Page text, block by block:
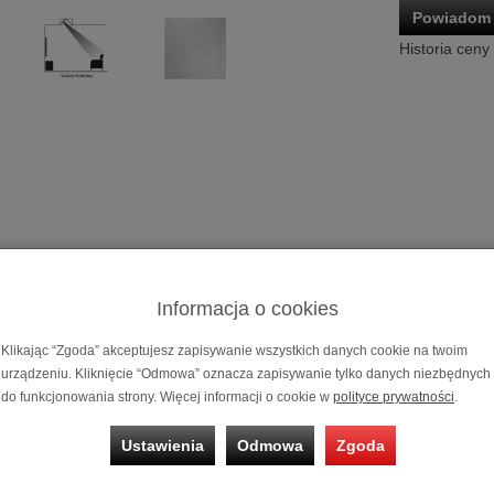
Historia ceny
Głośnik
Możliwość
na 10, 20,
Sonus faber Palladio PC-664P
ściennych i sufitowych bezpośrednio przypomina kolekcję
i projektu. Stanowią one wyjątkowy wybór w panoramie instalacji
Informacja o cookies
Klikając “Zgoda” akceptujesz zapisywanie wszystkich danych cookie na twoim
urządzeniu. Kliknięcie “Odmowa” oznacza zapisywanie tylko danych niezbędnych
do funkcjonowania strony. Więcej informacji o cookie w polityce prywatności.
Ustawienia Odmowa Zgoda